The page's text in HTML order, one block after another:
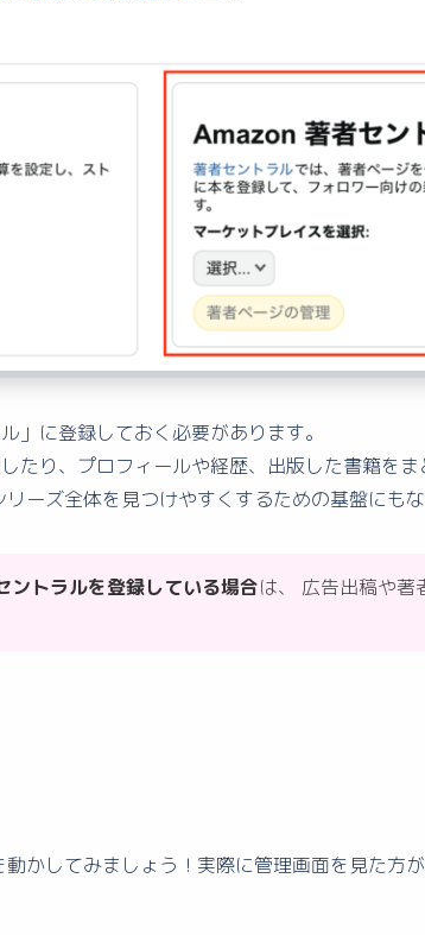
」に登録しておく必要があります。
たり、プロフィールや経歴、出版した書籍をま
ーズ全体を見つけやすくするための基盤にもな
ントラルを登録している場合は、 広告出稿や著
かしてみましょう！実際に管理画面を見た方